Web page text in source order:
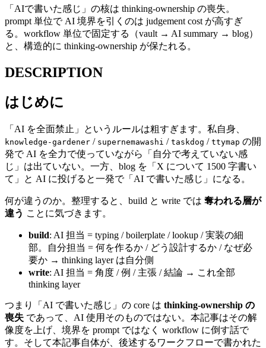
「AIで書いた感じ」の核は thinking-ownership の喪失。
prompt 単位で AI 境界を引くのは judgement cost が高すぎ
る。workflow 単位で固定する（vault → AI summary → blog）
と、構造的に thinking-ownership が保たれる。
DESCRIPTION
はじめに
「AI を全面禁止」というルールは粗すぎます。私自身、
knowledge-gardener / supernemawashi / taskdog / ttymap の開
発で AI を全力で使っていながら「自分で考えていない感
じ」は出ていない。一方、blog を「X について 1500 字書い
て」と AI に投げると一発で「AI で書いた感じ」になる。
何が違うのか。整理すると、build と write では 奪われる層が
違う ことに気づきます。
build: AI 担当 = typing / boilerplate / lookup / 実装の細
部。自分担当 = 何を作るか / どう設計するか / なぜ必
要か → thinking layer は自分側
write: AI 担当 = 角度 / 例 / 主張 / 結論 → これ全部
thinking layer
つまり「AI で書いた感じ」の core は thinking-ownership の
喪失 であって、AI 使用そのものではない。本記事はその解
像度を上げ、境界を prompt ではなく workflow に倒す話で
す。そして本記事自体が、後述するワークフローで書かれた